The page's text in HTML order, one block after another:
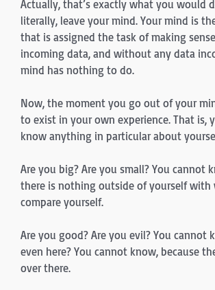
Actually, that’s exactly what you would
literally, leave your mind. Your mind is
that is assigned the task of making
incoming data, and without any data
mind has noth­ing to do.
Now, the moment you go out of your
to exist in your own experience. That is,
know anything in particular about
Are you big? Are you small? You cannot
there is nothing outside of yourself with
compare yourself.
Are you good? Are you evil? You cannot
even here? You cannot know, because
over there.